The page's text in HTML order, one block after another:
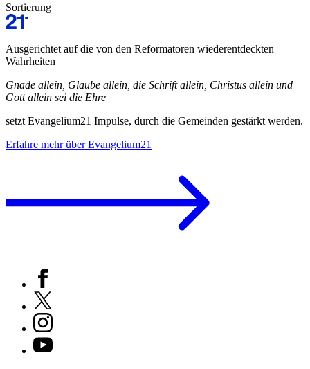
Sortierung
Ausgerichtet auf die von den Reformatoren wiederentdeckten
Wahrheiten
Gnade allein, Glaube allein, die Schrift allein, Christus allein und
Gott allein sei die Ehre
setzt Evangelium21 Impulse, durch die Gemeinden gestärkt werden.
Erfahre mehr über Evangelium21